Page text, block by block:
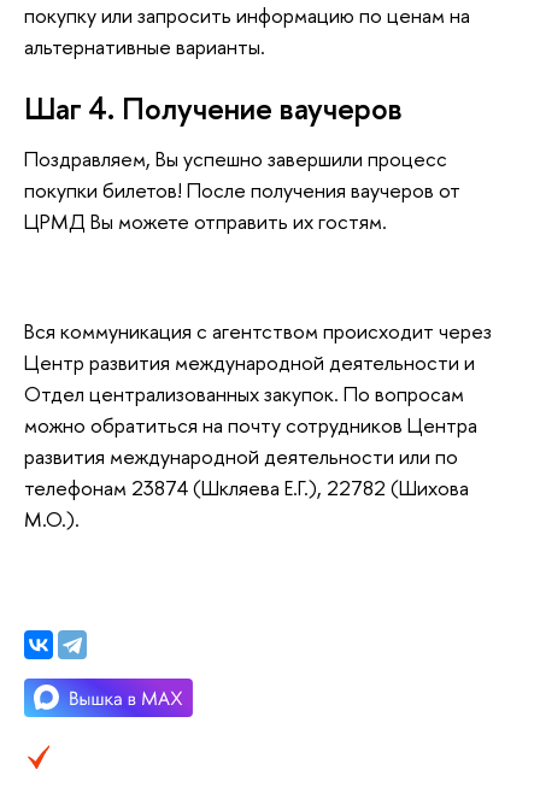
покупку или запросить информацию по ценам на
альтернативные варианты.
Шаг 4. Получение ваучеров
Поздравляем, Вы успешно завершили процесс
покупки билетов! После получения ваучеров от
ЦРМД Вы можете отправить их гостям.
Вся коммуникация с агентством происходит через
Центр развития международной деятельности и
Отдел централизованных закупок. По вопросам
можно обратиться на почту сотрудников Центра
развития международной деятельности или по
телефонам 23874 (Шкляева Е.Г.), 22782 (Шихова
М.О.).